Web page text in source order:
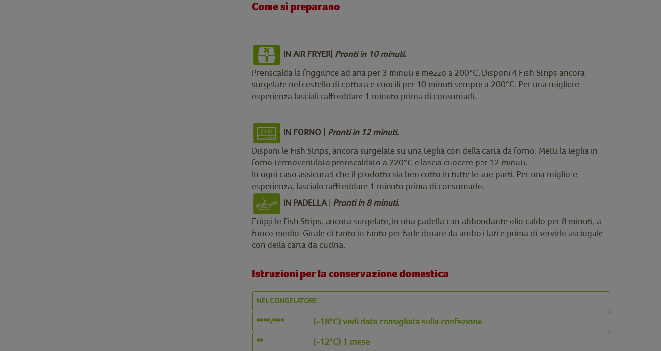
Come si preparano
IN AIR FRYER| Pronti in 10 minuti.
Preriscalda la friggitrice ad aria per 3 minuti e mezzo a 200°C. Disponi 4 Fish Strips ancora
surgelate nel cestello di cottura e cuocili per 10 minuti sempre a 200°C. Per una migliore
esperienza lasciali raffreddare 1 minuto prima di consumarli.
IN FORNO | Pronti in 12 minuti.
Disponi le Fish Strips, ancora surgelate su una teglia con della carta da forno. Metti la teglia in
forno termoventilato preriscaldato a 220°C e lascia cuocere per 12 minuti.
In ogni caso assicurati che il prodotto sia ben cotto in tutte le sue parti. Per una migliore
esperienza, lascialo raffreddare 1 minuto prima di consumarlo.
IN PADELLA| Pronti in 8 minuti.
Friggi le Fish Strips, ancora surgelate, in una padella con abbondante olio caldo per 8 minuti, a
fuoco medio. Girale di tanto in tanto per farle dorare da ambo i lati e prima di servirle asciugale
con della carta da cucina.
Istruzioni per la conservazione domestica
NEL CONGELATORE:
****/***
(-18°C) vedi data consigliata sulla confezione
**
(-12°C) 1 mese